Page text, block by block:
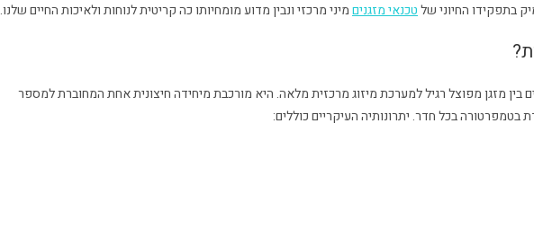
בתפקידו החיוני שלטכנאי מזגניםמיני מרכזי ונבין מדוע מומחיותו כה קריטית לנוחות ולאיכות החיים שלנו.
בין מזגן מפוצל רגיל למערכת מיזוג מרכזית מלאה. היא מורכבת מיחידה חיצונית אחת המחוברת למספר
בכל חדר. יתרונותיה העיקריים כוללים: